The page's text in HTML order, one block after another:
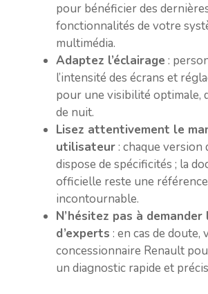
pour bénéficier des
fonctionnalités de votre
multimédia.
Adaptez l’éclairage :
l’intensité des écrans et
pour une visibilité optimale,
de nuit.
Lisez attentivement le
utilisateur : chaque version
dispose de spécificités ; la
officielle reste une référence
incontournable.
N’hésitez pas à demander
d’experts : en cas de doute,
concessionnaire Renault
un diagnostic rapide et